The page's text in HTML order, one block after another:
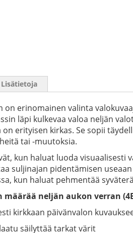
on erinomainen valinta
läpi kulkevaa valoa neljän
erityisen kirkas. Se sopii
tai -muutoksia.
kun haluat luoda visuaalisesti
suljinajan pidentämisen
kun haluat pehmentää
määrää neljän aukon verran
kirkkaan päivänvalon
säilyttää tarkat värit
Lisätietoja